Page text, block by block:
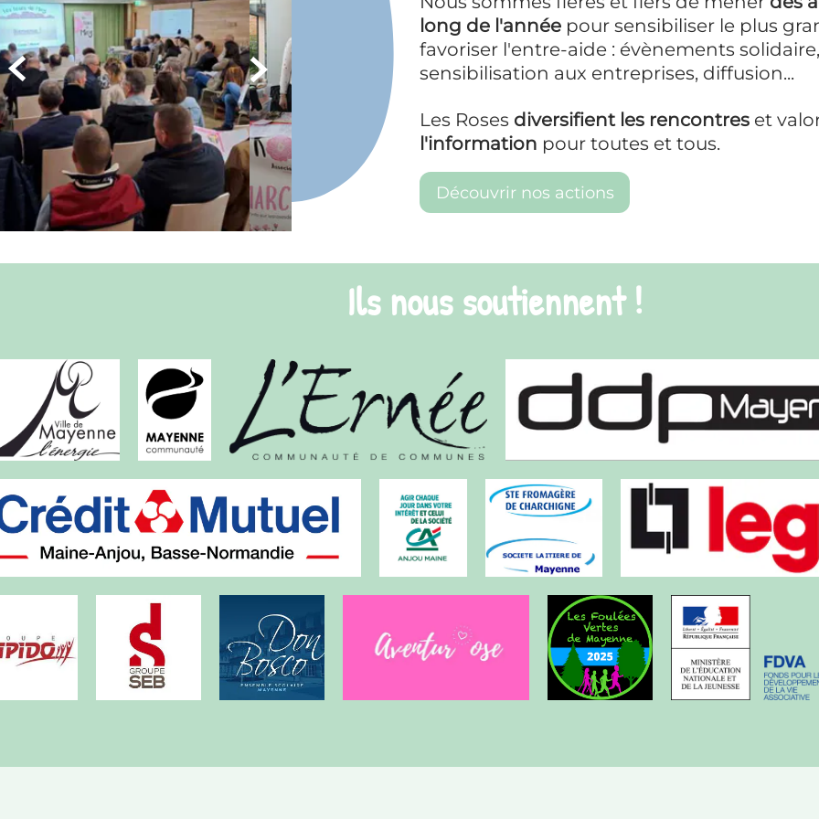
long de l'année
pour sensibiliser le plus grand nombre et ainsi
favoriser l'entre-aide : évènements solidaire, prévention,
sensibilisation aux entreprises, diffusion...
Les Rosesdiversifient les rencontreset valorisentl'accès à
l'informationpour toutes et tous.
Découvrir nos actions
!